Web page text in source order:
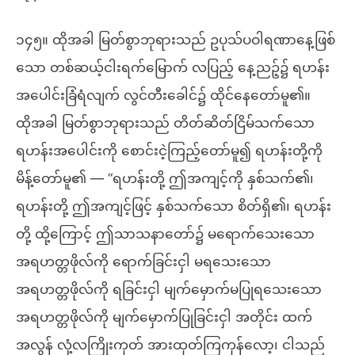
၁၄၅။ ထိုအခါ မြတ်စွာဘုရားသည် ဥပုသ်ပဝါရဏာနေ့ဖြစ်
သော တစ်ဆယ့်ငါးရက်မြောက် လပြည့် နေ့ညဉ့်၌ ရဟန်း
အပေါင်းခြံရံလျက် လွင်တီးခေါင်၌ ထိုင်နေတော်မူ၏။
ထိုအခါ မြတ်စွာဘုရားသည် တိတ်ဆိတ်ငြိမ်သက်သော
ရဟန်းအပေါင်းကို စောင်းငဲ့ကြည့်တော်မူ၍ ရဟန်းတို့ကို
မိန့်တော်မူ၏ — “ရဟန်းတို့ ဤအကျင့်ကို နှစ်သက်၏၊
ရဟန်းတို့ ဤအကျင့်ဖြင့် နှစ်သက်သော စိတ်ရှိ၏၊ ရဟန်း
တို့ ထို့ကြောင့် ဤသာသနာတော်၌ မရောက်သေးသော
အရဟတ္တဖိုလ်ကို ရောက်ခြင်းငှါ မရသေးသော
အရဟတ္တဖိုလ်ကို ရခြင်းငှါ မျက်မှောက်မပြုရသေးသော
အရဟတ္တဖိုလ်ကို မျက်မှောက်ပြုခြင်းငှါ အတိုင်း ထက်
အလွန် လုံ့လကြိုးကုတ် အားထုတ်ကြကုန်လော့၊ ငါသည်